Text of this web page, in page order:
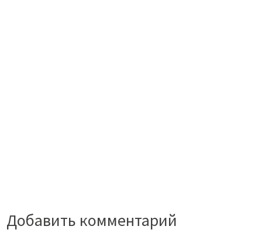
Добавить комментарий